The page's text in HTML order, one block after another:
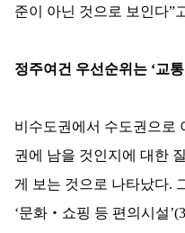
준이 아닌 것으로 보인다”
정주여건 우선순위는 ‘교
비수도권에서 수도권으로
권에 남을 것인지에 대한
게 보는 것으로 나타났다.
‘문화‧쇼핑 등 편의시설